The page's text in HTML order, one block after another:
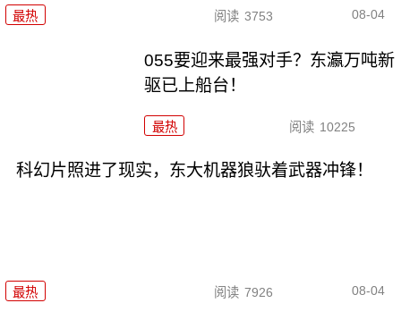
最热 阅读 3753 08-04
055要迎来最强对手？东瀛万吨新
驱已上船台！
最热 阅读 10225
科幻片照进了现实，东大机器狼驮着武器冲锋！
最热 阅读 7926 08-04